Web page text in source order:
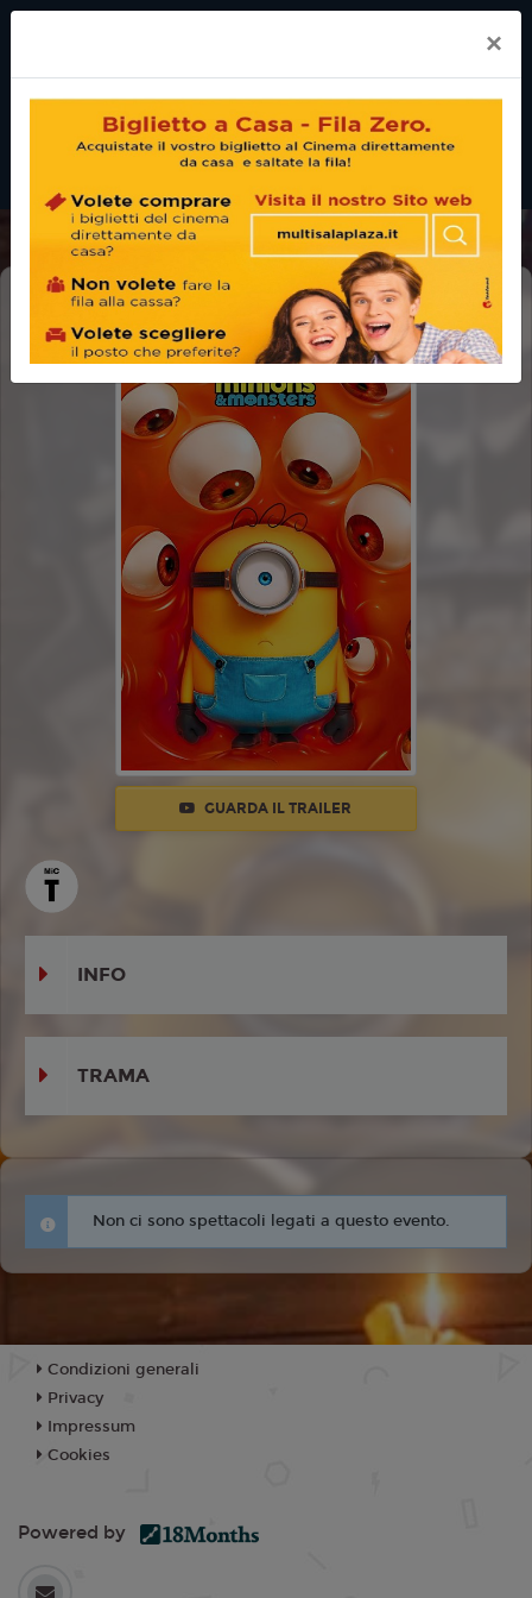
MINIONS & MONSTERS
GUARDA IL TRAILER
INFO
TRAMA
Non ci sono spettacoli legati a questo evento.
×
Condizioni generali
Privacy
Impressum
Cookies
Powered by